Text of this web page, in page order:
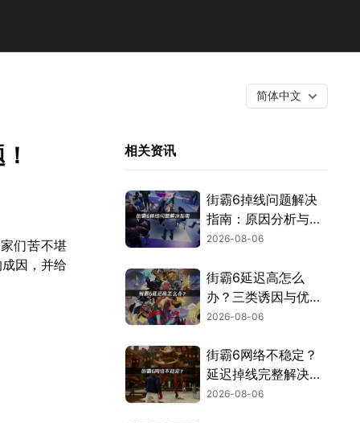
简体中文
们苦不堪
因，并给
相关资讯
街霸6掉线问题解决
指南：原因分析与网
络优化技巧！
2026-08-06
街霸6延迟高怎么
办？三类诱因与优化
解决方案！
2026-08-06
街霸6网络不稳定？
延迟掉线完整解决指
南！
2026-08-06